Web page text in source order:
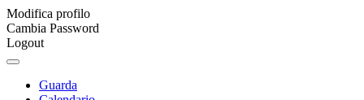
Modifica profilo
Cambia Password
Logout
Guarda